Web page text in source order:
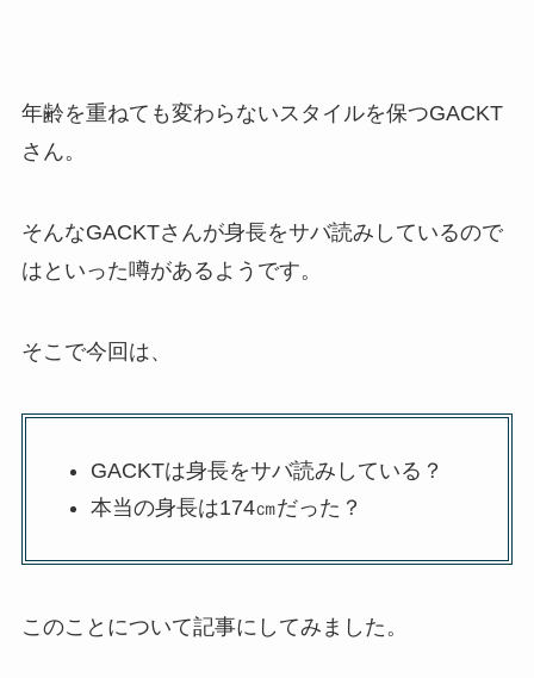
年齢を重ねても変わらないスタイルを保つGACKT
さん。
そんなGACKTさんが身長をサバ読みしているので
はといった噂があるようです。
そこで今回は、
GACKTは身長をサバ読みしている？
本当の身長は174㎝だった？
このことについて記事にしてみました。